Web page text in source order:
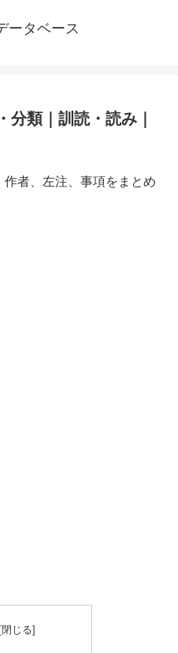
ータベース
分類｜訓読・読み｜
者、左注、事項をまとめ